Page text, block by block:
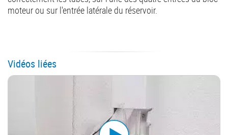
moteur ou sur l'entrée latérale du réservoir.
Vidéos liées